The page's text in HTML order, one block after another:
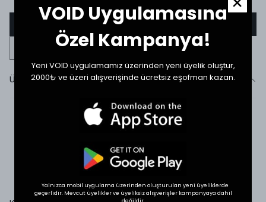
Sepete Ekle
Ürün Detayı
İlgini Çekebilir
VOID Uygulamasına
Özel Kampanya!
Yeni VOID uygulamamız üzerinden yeni üyelik oluştur,
2000₺ ve üzeri alışverişinde ücretsiz eşofman kazan.
Yalnızca mobil uygulama üzerinden oluşturulan yeni üyeliklerde
geçerlidir. Mevcut üyelikler ve üyeliksiz alışverişler kampanyaya dahil